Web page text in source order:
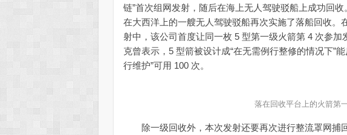
链”首次组网发射，随后在海上无人驾驶驳船上成功回
在大西洋上的一艘无人驾驶驳船再次实施了落船回收。
射中，该公司首度让同一枚 5 型第一级火箭第 4 次参
克曾表示，5 型箭被设计成“在无需例行整修的情况下”
行维护”可用 100 次。
落在回收平台上的火箭第
除一级回收外，本次发射还要再次进行整流罩网捕